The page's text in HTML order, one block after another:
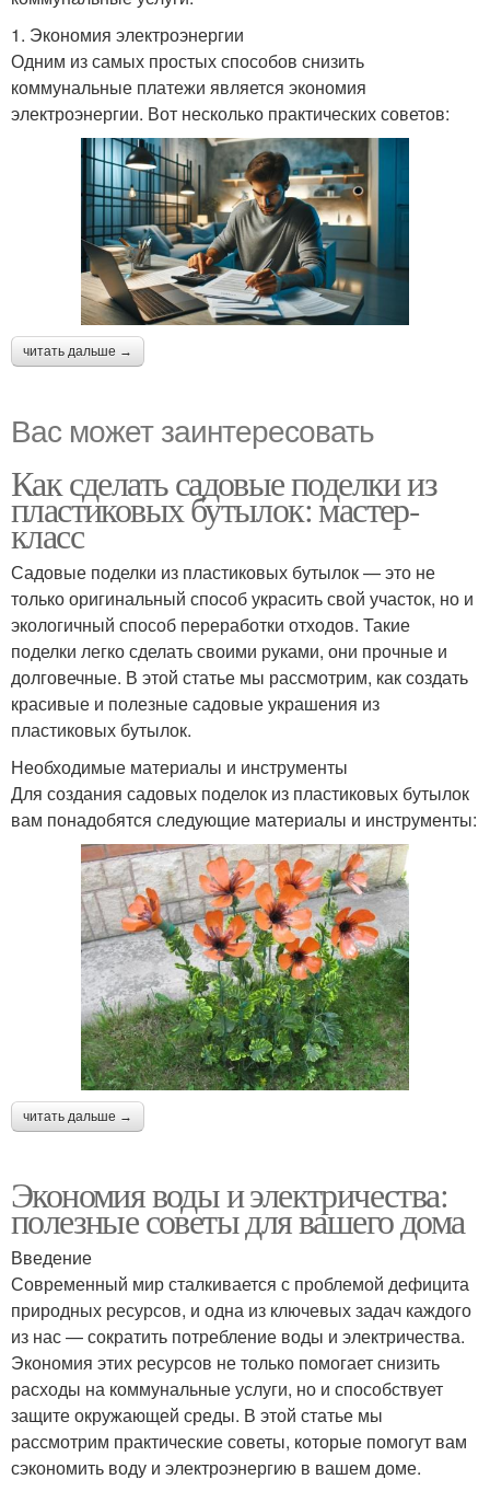
1. Экономия электроэнергии
Одним из самых простых способов снизить
коммунальные платежи является экономия
электроэнергии. Вот несколько практических советов:
читать дальше →
Вас может заинтересовать
Как сделать садовые поделки из
пластиковых бутылок: мастер-
класс
Садовые поделки из пластиковых бутылок — это не
только оригинальный способ украсить свой участок, но и
экологичный способ переработки отходов. Такие
поделки легко сделать своими руками, они прочные и
долговечные. В этой статье мы рассмотрим, как создать
красивые и полезные садовые украшения из
пластиковых бутылок.
Необходимые материалы и инструменты
Для создания садовых поделок из пластиковых бутылок
вам понадобятся следующие материалы и инструменты:
читать дальше →
Экономия воды и электричества:
полезные советы для вашего дома
Введение
Современный мир сталкивается с проблемой дефицита
природных ресурсов, и одна из ключевых задач каждого
из нас — сократить потребление воды и электричества.
Экономия этих ресурсов не только помогает снизить
расходы на коммунальные услуги, но и способствует
защите окружающей среды. В этой статье мы
рассмотрим практические советы, которые помогут вам
сэкономить воду и электроэнергию в вашем доме.